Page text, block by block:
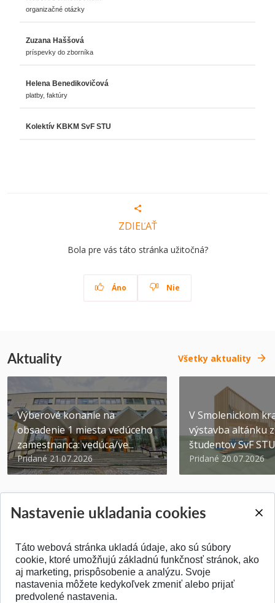
organizačné otázky
Zuzana Haššová
príspevky do zborníka
Helena Benedikovičová
platby, faktúry
Kolektív KBKM SvF STU
ZDIEĽAŤ
Bola pre vás táto stránka užitočná?
Áno Nie
Aktuality Všetky aktuality
Výberové konanie na
obsadenie 1 miesta vedúceho
zamestnanca: vedúca/ve...
Pridané 21.07.2026
V Smolenickom
výstavba altánku
študentov SvF STU
Pridané 20.07.2026
SPÄŤ NA VRCH
Nastavenie ukladania cookies
Táto webová stránka ukladá údaje, ako sú súbory
cookie, ktoré umožňujú základnú funkčnosť stránok, ako
aj marketing, prispôsobenie a analýzu. Svoje
nastavenia môžete kedykoľvek zmeniť alebo prijať
predvolené nastavenia.